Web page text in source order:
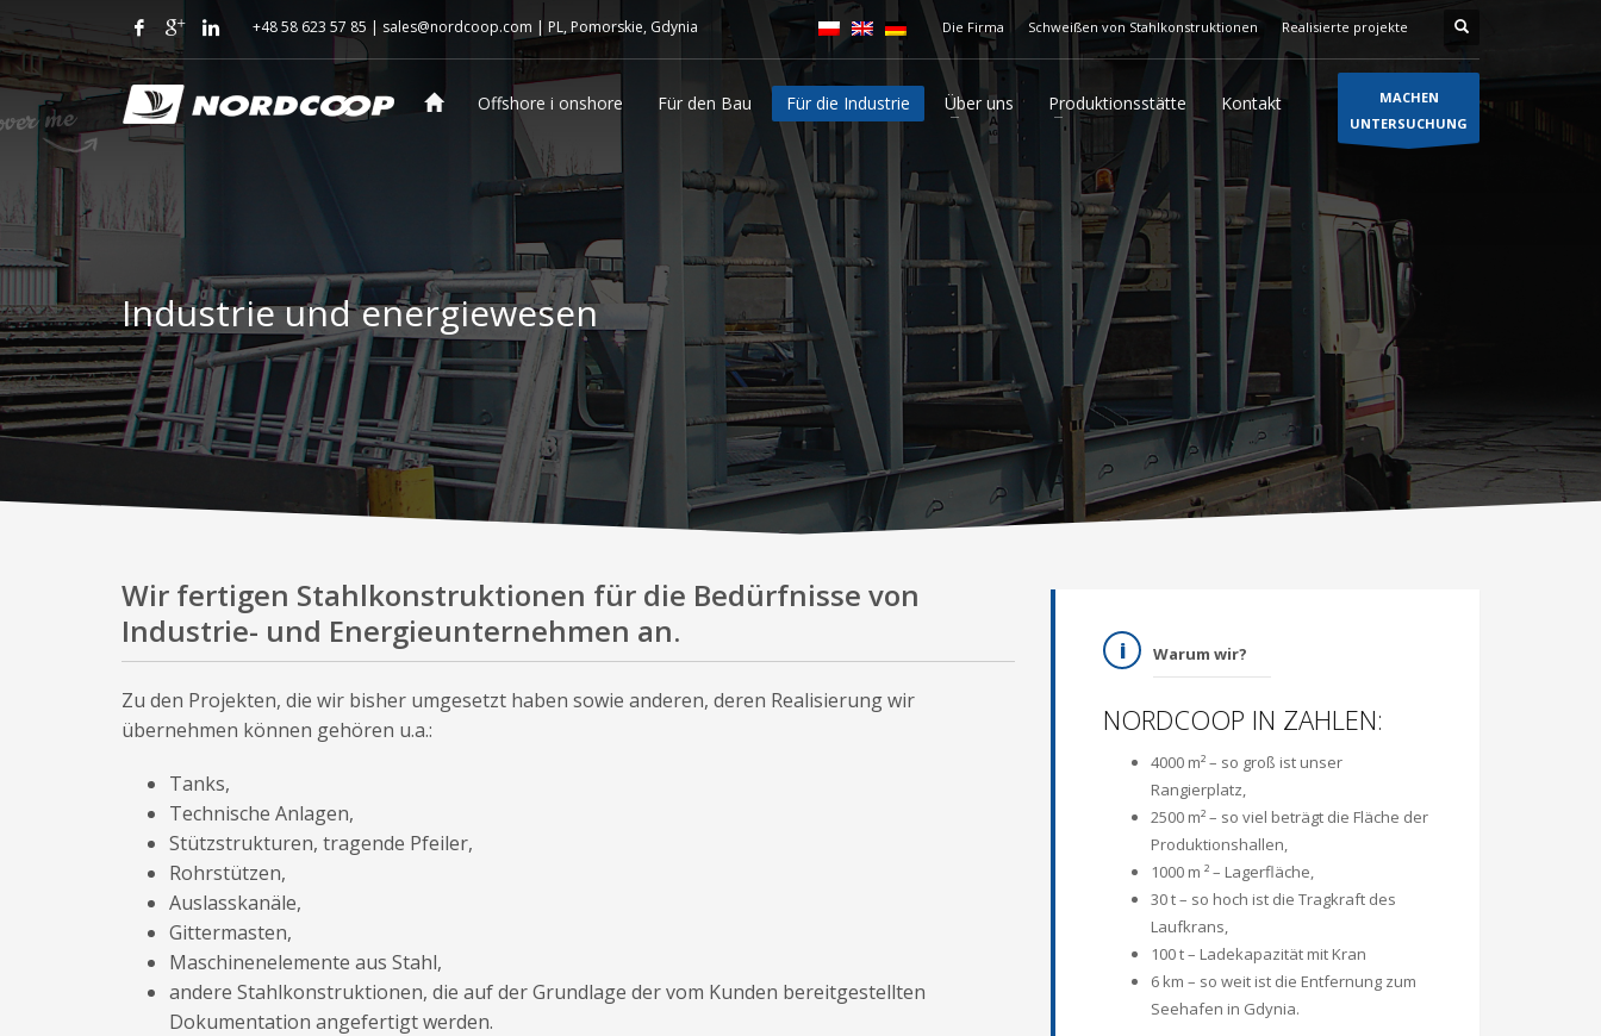
+48 58 623 57 85 | sales@nordcoop.com | PL, Pomorskie, Gdynia Die Firma Schweißen von Stahlkonstruktionen Realisierte projekte
Offshore i onshore Für den Bau Für die Industrie Über uns Produktionsstätte Kontakt
MACHEN
UNTERSUCHUNG
Industrie und energiewesen
Wir fertigen Stahlkonstruktionen für die Bedürfnisse von
Industrie- und Energieunternehmen an.
Zu den Projekten, die wir bisher umgesetzt haben sowie anderen, deren Realisierung wir
übernehmen können gehören u.a.:
Tanks,
Technische Anlagen,
Stützstrukturen, tragende Pfeiler,
Rohrstützen,
Auslasskanäle,
Gittermasten,
Maschinenelemente aus Stahl,
andere Stahlkonstruktionen, die auf der Grundlage der vom Kunden bereitgestellten
Dokumentation angefertigt werden.
Warum wir?
NORDCOOP IN ZAHLEN:
4000 m² – so groß ist unser
Rangierplatz,
2500 m² – so viel beträgt die Fläche der
Produktionshallen,
1000 m ² – Lagerfläche,
30 t – so hoch ist die Tragkraft des
Laufkrans,
100 t – Ladekapazität mit Kran
6 km – so weit ist die Entfernung zum
Seehafen in Gdynia.